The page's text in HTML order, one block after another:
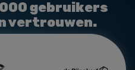
gebruikers
vertrouwen.